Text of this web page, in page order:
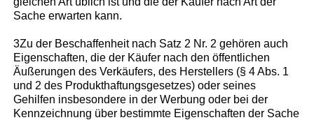
Sache erwarten kann.
3Zu der Beschaffenheit nach Satz 2 Nr. 2 gehören auch
Eigenschaften, die der Käufer nach den öffentlichen
Äußerungen des Verkäufers, des Herstellers (§ 4 Abs. 1
und 2 des Produkthaftungsgesetzes) oder seines
Gehilfen insbesondere in der Werbung oder bei der
Kennzeichnung über bestimmte Eigenschaften der Sache